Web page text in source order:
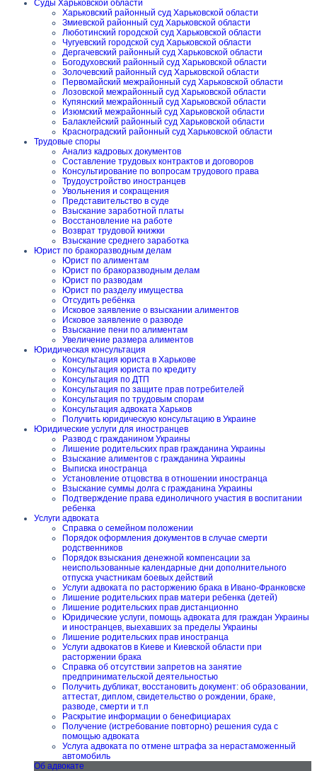
Суды Харьковской области
Харьковский районный суд Харьковской области
Змиевской районный суд Харьковской области
Люботинский городской суд Харьковской области
Чугуевский городской суд Харьковской области
Дергачевский районный суд Харьковской области
Богодуховский районный суд Харьковской области
Золочевский районный суд Харьковской области
Первомайский межрайонный суд Харьковской области
Лозовской межрайонный суд Харьковской области
Купянский межрайонный суд Харьковской области
Изюмский межрайонный суд Харьковской области
Балаклейский районный суд Харьковской области
Красноградский районный суд Харьковской области
Трудовые споры
Анализ кадровых документов
Составление трудовых контрактов и договоров
Консультирование по вопросам трудового права
Трудоустройство иностранцев
Увольнения и сокращения
Представительство в суде
Взыскание заработной платы
Восстановление на работе
Возврат трудовой книжки
Взыскание среднего заработка
Юрист по бракоразводным делам
Юрист по алиментам
Юрист по бракоразводным делам
Юрист по разводам
Юрист по разделу имущества
Отсудить ребёнка
Исковое заявление о взыскании алиментов
Исковое заявление о разводе
Взыскание пени по алиментам
Увеличение размера алиментов
Юридическая консультация
Консультация юриста в Харькове
Консультация юриста по кредиту
Консультация по ДТП
Консультация по защите прав потребителей
Консультация по трудовым спорам
Консультация адвоката Харьков
Получить юридическую консультацию в Украине
Юридические услуги для иностранцев
Развод с гражданином Украины
Лишение родительских прав гражданина Украины
Взыскание алиментов с гражданина Украины
Выписка иностранца
Установление отцовства в отношении иностранца
Взыскание суммы долга с гражданина Украины
Подтверждение права единоличного участия в воспитании
ребенка
Услуги адвоката
Справка о семейном положении
Порядок оформления документов в случае смерти
родственников
Порядок взыскания денежной компенсации за
неиспользованные календарные дни дополнительного
отпуска участникам боевых действий
Услуги адвоката по расторжению брака в Ивано-Франковске
Лишение родительских прав матери ребенка (детей)
Лишение родительских прав дистанционно
Юридические услуги, помощь адвоката для граждан Украины
и иностранцев, выехавших за пределы Украины
Лишение родительских прав иностранца
Услуги адвокатов в Киеве и Киевской области при
расторжении брака
Справка об отсутствии запретов на занятие
предпринимательской деятельностью
Получить дубликат, восстановить документ: об образовании,
аттестат, диплом, свидетельство о рождении, браке,
разводе, смерти и т.п
Раскрытие информации о бенефициарах
Получение (истребование повторно) решения суда с
помощью адвоката
Услуга адвоката по отмене штрафа за нерастаможенный
автомобиль
Об адвокате